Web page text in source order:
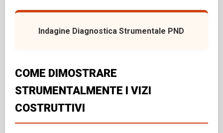
Indagine Diagnostica Strumentale PND
COME DIMOSTRARE
STRUMENTALMENTE I VIZI
COSTRUTTIVI